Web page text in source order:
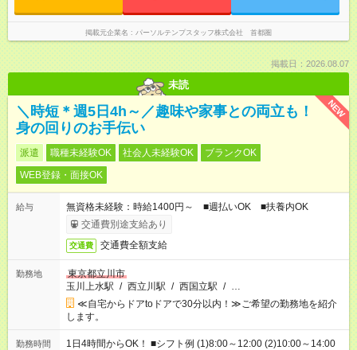
掲載元企業名 パーソルテンプスタッフ株式会社 首都圏
掲載日：2026.08.07
未読
NEW
＼時短＊週5日4h～／趣味や家事との両立も！
身の回りのお手伝い
派遣 職種未経験OK 社会人未経験OK
ブランクOK
WEB登録・面接OK
給与
無資格未経験：時給1400円～ ■週払いOK ■扶養内OK
交通費別途支給あり
交通費 交通費全額支給
勤務地
東京都立川市
玉川上水駅 / 西立川駅 / 西国立駅 / …
≪自宅からドアtoドアで30分以内！≫ご希望の勤務地を紹介
します。
勤務時間
1日4時間からOK！ ■シフト例 (1)8:00～12:00 (2)10:00～14:00